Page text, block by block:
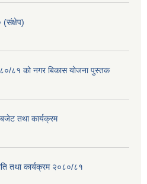
(संक्षेप)
८१ को नगर बिकास योजना पुस्तक
तथा कार्यक्रम
तथा कार्यक्रम २०८०/८१